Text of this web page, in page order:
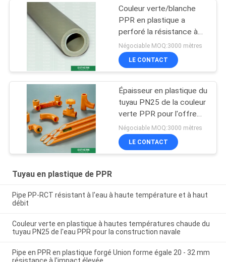
Couleur verte/blanche
PPR en plastique a
perforé la résistance à
hautes températures en
aluminium
Négociable MOQ:3000 mètres
LE CONTACT
Épaisseur en plastique du
tuyau PN25 de la couleur
verte PPR pour l'offre
eau froide/chaude
Négociable MOQ:3000 mètres
LE CONTACT
Tuyau en plastique de PPR
Pipe PP-RCT résistant à l'eau à haute température et à haut
débit
Couleur verte en plastique à hautes températures chaude du
tuyau PN25 de l'eau PPR pour la construction navale
Pipe en PPR en plastique forgé Union forme égale 20 - 32 mm